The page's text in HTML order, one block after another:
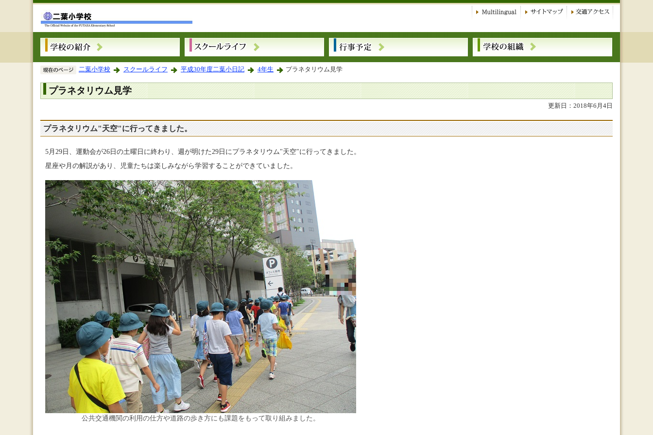
二葉小学校 スクールライフ 平成30年度二葉小日記 4年生 プラネタリウム見学
プラネタリウム見学
更新日：2018年6月4日
プラネタリウム"天空"に行ってきました。
5月29日、運動会が26日の土曜日に終わり、週が明けた29日にプラネタリウム"天空"に行ってきました。
星座や月の解説があり、児童たちは楽しみながら学習することができていました。
公共交通機関の利用の仕方や道路の歩き方にも課題をもって取り組みました。